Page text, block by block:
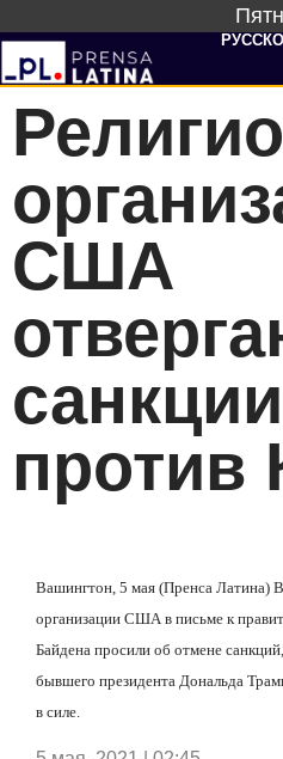
США
санкции
против
Вашингтон, 5 мая (Пренса Латина)
организации США в письме к
Байдена просили об отмене
бывшего президента Дональда
в силе.